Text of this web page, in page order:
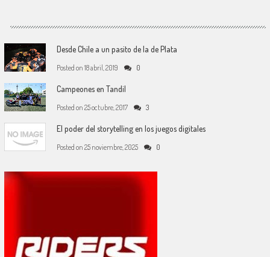
Desde Chile a un pasito de la de Plata
Posted on 18 abril, 2019 0
Campeones en Tandil
Posted on 25 octubre, 2017 3
El poder del storytelling en los juegos digitales
Posted on 25 noviembre, 2025 0